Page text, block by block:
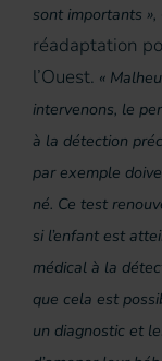
sont importants »,
réadaptation
l’Ouest. «
intervenons, le
à la détection
par exemple
né. Ce test
si l’enfant est
médical à la
que cela est
un diagnostic et